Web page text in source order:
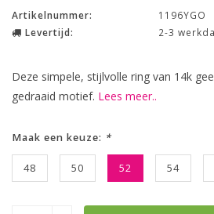
Artikelnummer:
1196YGO
Levertijd:
2-3
Deze simpele, stijlvolle ring van 14k
gedraaid motief. Lees meer..
Maak een keuze: *
48 50 52 54